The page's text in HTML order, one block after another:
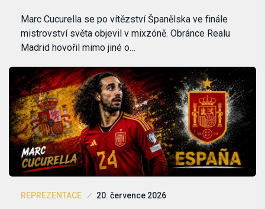
Marc Cucurella se po vítězství Španělska ve finále
mistrovství světa objevil v mixzóně. Obránce Realu
Madrid hovořil mimo jiné o…
REPREZENTACE 20. července 2026